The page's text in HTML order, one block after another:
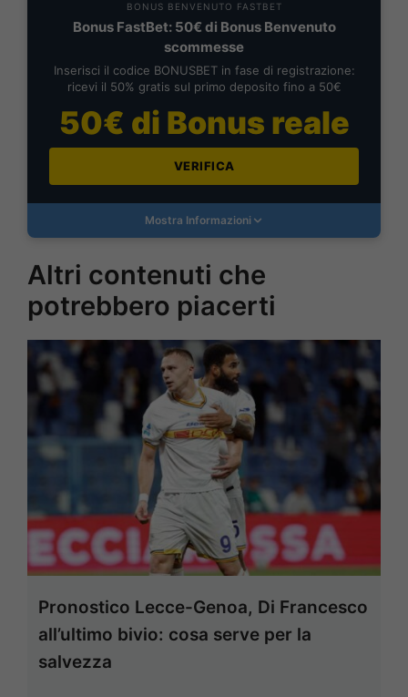
BONUS BENVENUTO FASTBET
Bonus FastBet: 50€ di Bonus Benvenuto
scommesse
Inserisci il codice BONUSBET in fase di registrazione:
ricevi il 50% gratis sul primo deposito fino a 50€
50€ di Bonus reale
VERIFICA
Mostra Informazioni
Altri contenuti che
potrebbero piacerti
Pronostico Lecce-Genoa, Di Francesco
all’ultimo bivio: cosa serve per la
salvezza